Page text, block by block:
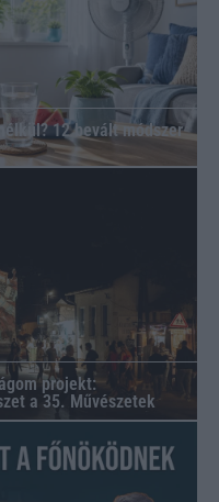
12 bevált módszer
projekt:
a 35. Művészetek